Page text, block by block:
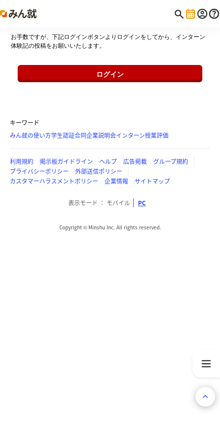
お手数ですが、下記ログインボタンよりログインをしてから、インターン
体験記の投稿をお願いいたします。
ログイン
キーワード
みん就の使い方学生認証合同企業説明会インターン授業評価
利用規約 掲示板ガイドライン ヘルプ 広告掲載
グループ規約
プライバシーポリシー
外部送信ポリシー
カスタマーハラスメントポリシー
企業情報 サイトマップ
表示モード モバイル PC
Copyright © Minshu Inc. All rights reserved.